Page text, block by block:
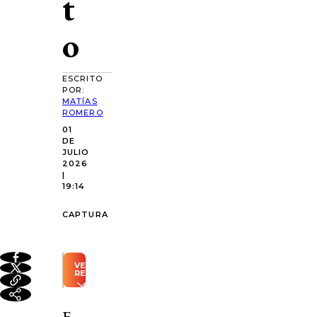
o
ESCRITO
POR:
MATÍAS
ROMERO
01
DE
JULIO
2026
|
19:14
CAPTURA
VER
RESUMEN